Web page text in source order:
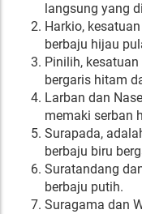
langsung yang
Harkio,
berbaju hijau
Pinilih,
bergaris hitam
Larban dan
memaki serban
Surapada,
berbaju biru
Suratandang
berbaju putih.
Suragama dan